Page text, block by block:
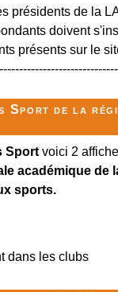
présidents de la
doivent
présents sur le
Sport de la
Sportvoici 2
académique de
sports.
dans les clubs